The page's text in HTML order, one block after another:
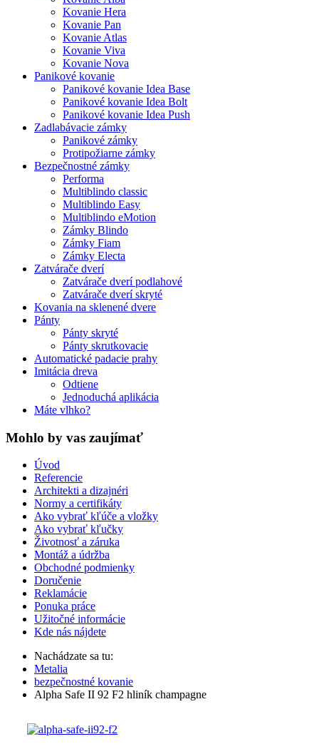
Kovanie Hera
Kovanie Pan
Kovanie Atlas
Kovanie Viva
Kovanie Nova
Panikové kovanie
Panikové kovanie Idea Base
Panikové kovanie Idea Bolt
Panikové kovanie Idea Push
Zadlabávacie zámky
Panikové zámky
Protipožiarne zámky
Bezpečnostné zámky
Performa
Multiblindo classic
Multiblindo Easy
Multiblindo eMotion
Zámky Blindo
Zámky Fiam
Zámky Electa
Zatvárače dverí
Zatvárače dverí podlahové
Zatvárače dverí skryté
Kovania na sklenené dvere
Pánty
Pánty skryté
Pánty skrutkovacie
Automatické padacie prahy
Imitácia dreva
Odtiene
Jednoduchá aplikácia
Máte vlhko?
Mohlo by vas zaujímať
Úvod
Referencie
Architekti a dizajnéri
Normy a certifikáty
Ako vybrať kľúče a vložky
Ako vybrať kľučky
Životnosť a záruka
Montáž a údržba
Obchodné podmienky
Doručenie
Reklamácie
Ponuka práce
Užitočné informácie
Kde nás nájdete
Nachádzate sa tu:
Metalia
bezpečnostné kovanie
Alpha Safe II 92 F2 hliník champagne